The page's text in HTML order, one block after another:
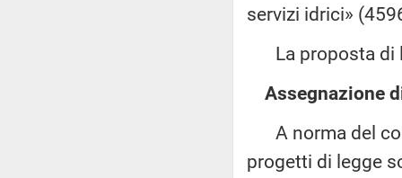
servizi idrici»
La proposta di
Assegnazione
A norma del
progetti di legge